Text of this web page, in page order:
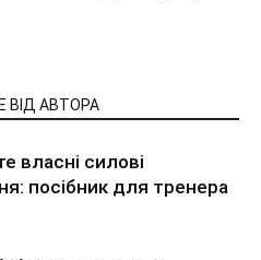
ВІД АВТОРА
власні силові
посібник для тренера